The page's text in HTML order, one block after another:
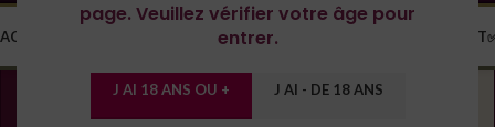
page. Veuillez vérifier votre âge pour
entrer.
J AI 18 ANS OU + J AI - DE 18 ANS
ACCUEIL LES DOMAINESYONNE CONTACT
En cas de fortes chaleurs, nous nous